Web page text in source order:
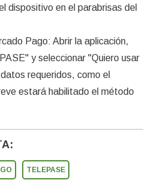
dispositivo en el parabrisas del
Pago: Abrir la aplicación,
y seleccionar "Quiero usar
requeridos, como el
estará habilitado el método
TELEPASE